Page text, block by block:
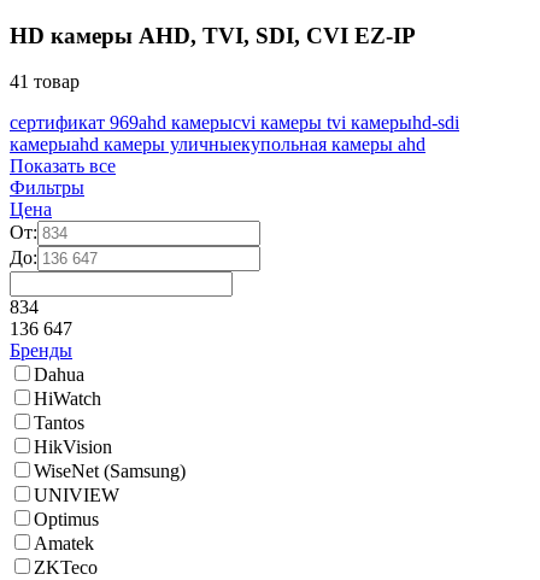
HD камеры AHD, TVI, SDI, CVI EZ-IP
41 товар
сертификат 969ahd камерыcvi камеры tvi камерыhd-sdi
камерыahd камеры уличныекупольная камеры ahd
Показать все
Фильтры
Цена
От:
До:
834
136 647
Бренды
Dahua
HiWatch
Tantos
HikVision
WiseNet (Samsung)
UNIVIEW
Optimus
Amatek
ZKTeco